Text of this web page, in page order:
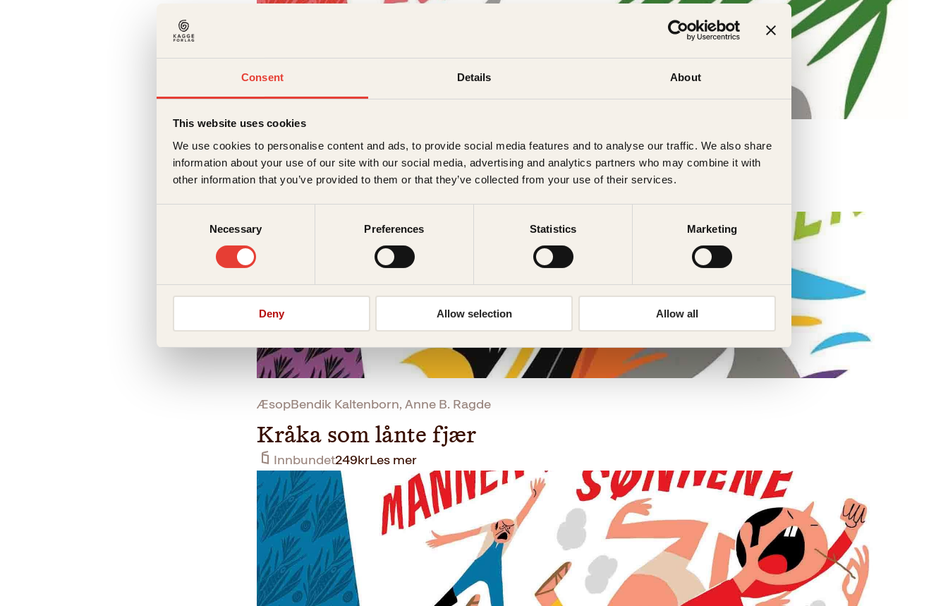
Consent Details About
This website uses cookies
We use cookies to personalise content and ads, to provide social media features and to analyse our traffic. We also share
information about your use of our site with our social media, advertising and analytics partners who may combine it with
other information that you’ve provided to them or that they’ve collected from your use of their services.
Necessary Preferences Statistics Marketing
Deny Allow selection Allow all
ÆsopBendik Kaltenborn, Anne B. Ragde
Eselet og selskapshunden
Innbundet249krLes mer
ÆsopBendik Kaltenborn, Anne B. Ragde
Kråka som lånte fjær
Innbundet249krLes mer